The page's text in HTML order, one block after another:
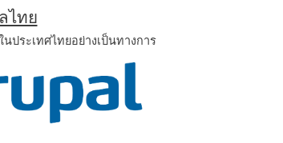
ไทย
ระเทศไทยอย่างเป็นทางการ